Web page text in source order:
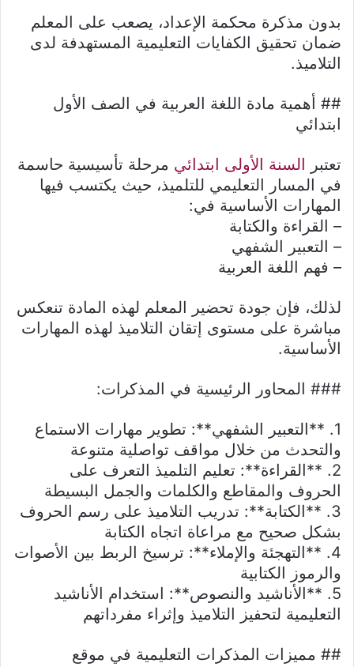
بدون مذكرة محكمة الإعداد، يصعب على المعلم
ضمان تحقيق الكفايات التعليمية المستهدفة لدى
التلاميذ.
## أهمية مادة اللغة العربية في الصف الأول
ابتدائي
تعتبر السنة الأولى ابتدائي مرحلة تأسيسية حاسمة
في المسار التعليمي للتلميذ، حيث يكتسب فيها
المهارات الأساسية في:
– القراءة والكتابة
– التعبير الشفهي
– فهم اللغة العربية
لذلك، فإن جودة تحضير المعلم لهذه المادة تنعكس
مباشرة على مستوى إتقان التلاميذ لهذه المهارات
الأساسية.
### المحاور الرئيسية في المذكرات:
1. **التعبير الشفهي**: تطوير مهارات الاستماع
والتحدث من خلال مواقف تواصلية متنوعة
2. **القراءة**: تعليم التلميذ التعرف على
الحروف والمقاطع والكلمات والجمل البسيطة
3. **الكتابة**: تدريب التلاميذ على رسم الحروف
بشكل صحيح مع مراعاة اتجاه الكتابة
4. **التهجئة والإملاء**: ترسيخ الربط بين الأصوات
والرموز الكتابية
5. **الأناشيد والنصوص**: استخدام الأناشيد
التعليمية لتحفيز التلاميذ وإثراء مفرداتهم
## مميزات المذكرات التعليمية في موقع